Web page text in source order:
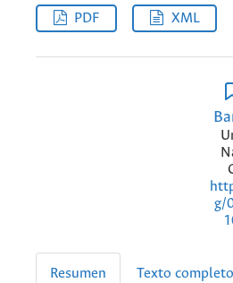
PDF XML
g/
Resumen Texto